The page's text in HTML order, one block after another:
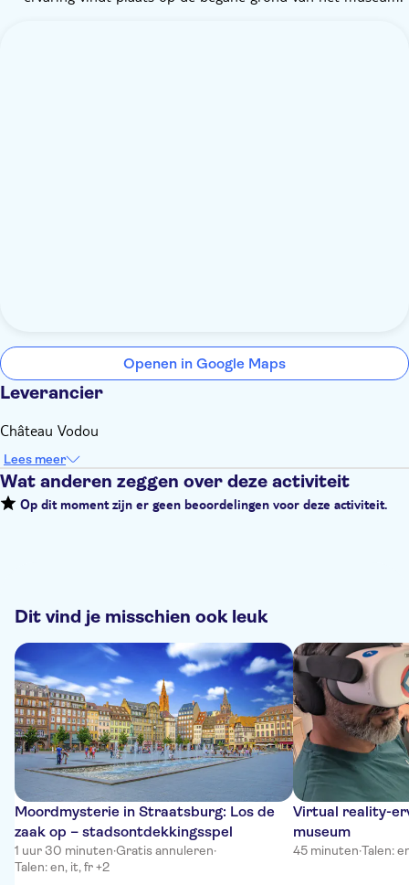
Openen in Google Maps
Leverancier
Château Vodou
Lees meer
Wat anderen zeggen over deze activiteit
Op dit moment zijn er geen beoordelingen voor deze activiteit.
Dit vind je misschien ook leuk
Moordmysterie in Straatsburg: Los de
zaak op – stadsontdekkingsspel
1 uur 30 minuten·Gratis annuleren·
Talen: en, it, fr +2
Virtual reality-
museum
45 minuten·Talen: